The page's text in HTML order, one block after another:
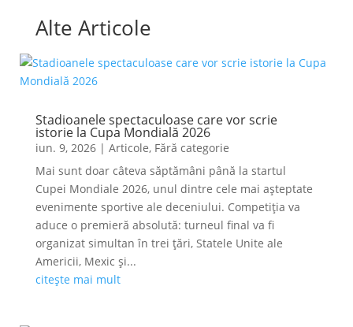
Alte Articole
Stadioanele spectaculoase care vor scrie
istorie la Cupa Mondială 2026
iun. 9, 2026| Articole, Fără categorie
Mai sunt doar câteva săptămâni până la startul
Cupei Mondiale 2026, unul dintre cele mai așteptate
evenimente sportive ale deceniului. Competiția va
aduce o premieră absolută: turneul final va fi
organizat simultan în trei țări, Statele Unite ale
Americii, Mexic și...
citește mai mult